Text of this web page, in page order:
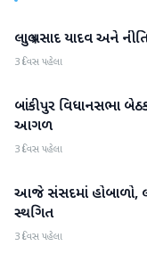
રાષ્ટ્રીય
લાલુ પ્રસાદ યાદવ અને
3 દિવસ પહેલા
રાષ્ટ્રીય
બાંકીપુર વિધાનસભા
આગળ
3 દિવસ પહેલા
રાષ્ટ્રીય
આજે સંસદમાં હોબાળો,
સ્થગિત
3 દિવસ પહેલા